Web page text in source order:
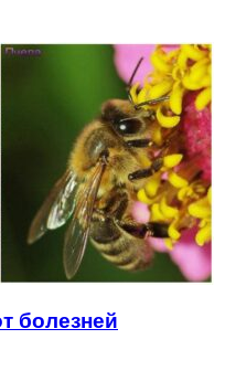
болезней